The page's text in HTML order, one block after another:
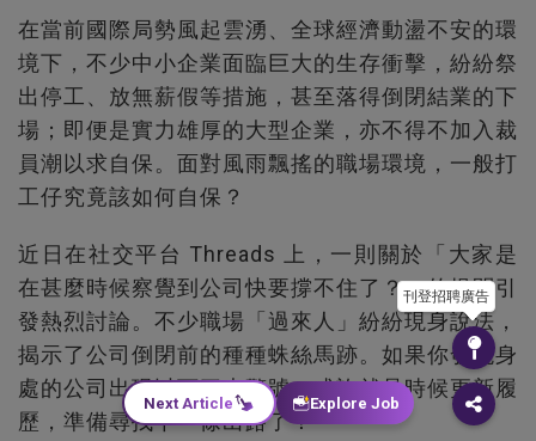
在當前國際局勢風起雲湧、全球經濟動盪不安的環
境下，不少中小企業面臨巨大的生存衝擊，紛紛祭
出停工、放無薪假等措施，甚至落得倒閉結業的下
場；即便是實力雄厚的大型企業，亦不得不加入裁
員潮以求自保。面對風雨飄搖的職場環境，一般打
工仔究竟該如何自保？
近日在社交平台 Threads 上，一則關於「大家是
在甚麼時候察覺到公司快要撐不住了？」的提問引
發熱烈討論。不少職場「過來人」紛紛現身說法，
揭示了公司倒閉前的種種蛛絲馬跡。如果你發現身
處的公司出現以下三大警號，或許就是時候更新履
歷，準備尋找下一條出路了！
刊登招聘廣告
Next Article Explore Job